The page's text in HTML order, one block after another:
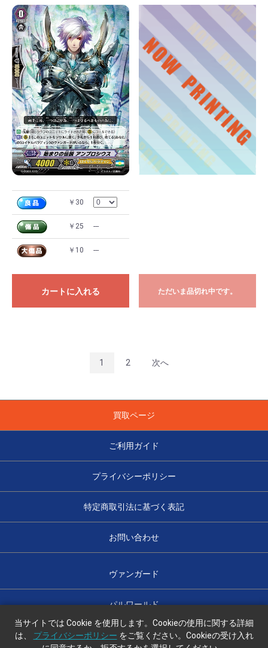
￥30
￥25 ---
￥10 ---
カートに入れる ただいま品切れ中です。
1 2 次へ
買取ページ
ご利用ガイド
プライバシーポリシー
特定商取引法に基づく表記
お問い合わせ
ヴァンガード
パルワールド
当サイトでは Cookie を使用します。Cookieの使用に関する詳細
は、 プライバシーポリシー をご覧ください。Cookieの受け入れ